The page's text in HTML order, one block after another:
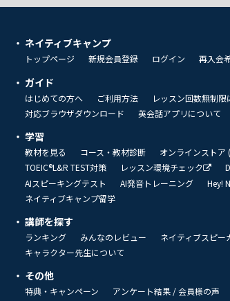
ネイティブキャンプ
トップページ 新規会員登録 ログイン 再入会
ガイド
はじめての方へ ご利用方法 レッスン回数無制限
対応ブラウザダウンロード
英会話アプリについて
学習
教材を見る コース・教材診断 オンラインストア
TOEIC®L&R TEST対策
レッスン環境チェック
AIスピーキングテスト
AI発音トレーニング Hey!
ネイティブキャンプ留学
講師を探す
ランキング みんなのレビュー ネイティブスピー
キャラクター先生について
その他
特典・キャンペーン アンケート結果 / 会員様の声